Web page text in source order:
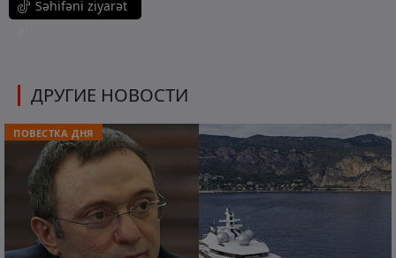
Səhifəni ziyarət
ДРУГИЕ НОВОСТИ
ПОВЕСТКА ДНЯ